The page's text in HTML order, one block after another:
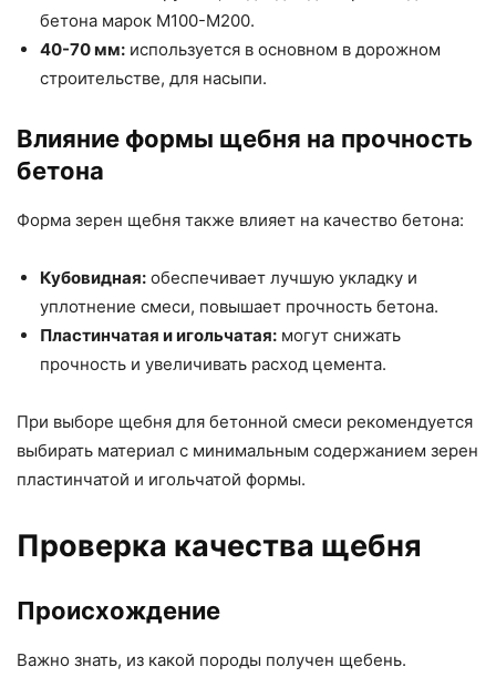
бетона марок М100-М200.
40-70 мм: используется в основном в дорожном
строительстве, для насыпи.
Влияние формы щебня на прочность
бетона
Форма зерен щебня также влияет на качество бетона:
Кубовидная: обеспечивает лучшую укладку и
уплотнение смеси, повышает прочность бетона.
Пластинчатая и игольчатая: могут снижать
прочность и увеличивать расход цемента.
При выборе щебня для бетонной смеси рекомендуется
выбирать материал с минимальным содержанием зерен
пластинчатой и игольчатой формы.
Проверка качества щебня
Происхождение
Важно знать, из какой породы получен щебень.